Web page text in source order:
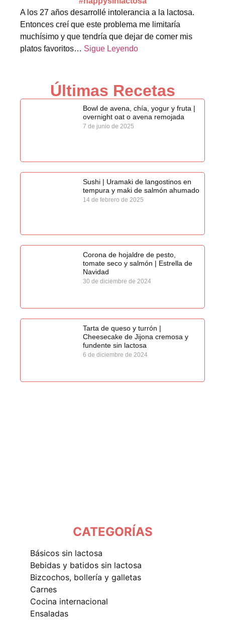
A los 27 años desarrollé intolerancia a la lactosa.
Entonces creí que este problema me limitaría
muchísimo y que tendría que dejar de comer mis
platos favoritos… Sigue Leyendo
Últimas Recetas
Bowl de avena, chía, yogur y fruta |
overnight oat o avena remojada
7 de junio de 2025
Sushi | Uramaki de langostinos en
tempura y maki de salmón ahumado
14 de febrero de 2025
Corona de hojaldre de pesto,
tomate seco y salmón | Estrella de
Navidad
30 de diciembre de 2024
Tarta de queso y turrón |
Cheesecake de Jijona cremosa y
fundente sin lactosa
6 de diciembre de 2024
CATEGORÍAS
básicos sin lactosa
bebidas y batidos sin lactosa
bizcochos, bollería y galletas
carnes
cocina internacional
ensaladas